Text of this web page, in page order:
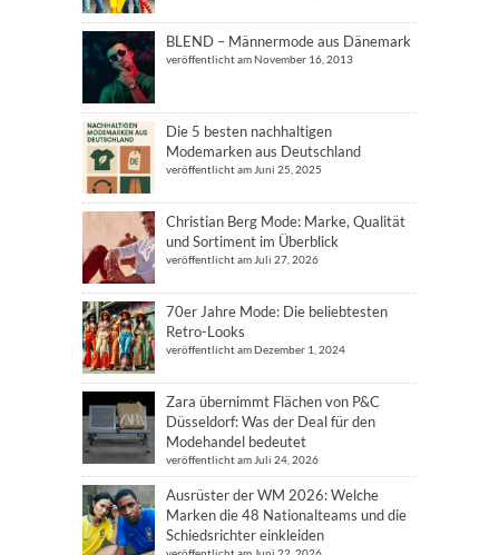
BLEND – Männermode aus Dänemark
veröffentlicht am November 16, 2013
Die 5 besten nachhaltigen
Modemarken aus Deutschland
veröffentlicht am Juni 25, 2025
Christian Berg Mode: Marke, Qualität
und Sortiment im Überblick
veröffentlicht am Juli 27, 2026
70er Jahre Mode: Die beliebtesten
Retro-Looks
veröffentlicht am Dezember 1, 2024
Zara übernimmt Flächen von P&C
Düsseldorf: Was der Deal für den
Modehandel bedeutet
veröffentlicht am Juli 24, 2026
Ausrüster der WM 2026: Welche
Marken die 48 Nationalteams und die
Schiedsrichter einkleiden